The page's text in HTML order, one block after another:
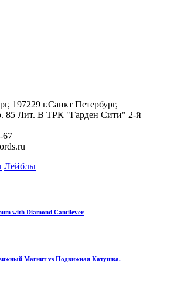
197229 г.Санкт Петербург,
85 Лит. B ТРК "Гарден Сити" 2-й
67
Лейблы
with Diamond Cantilever
Магнит vs Подвижная Катушка.